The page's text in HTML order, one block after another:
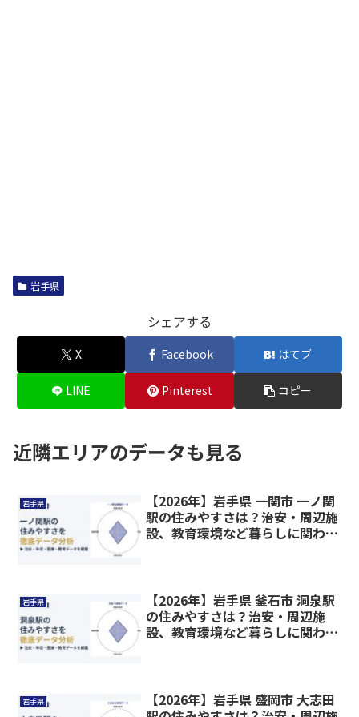
岩手県
シェアする
X Facebook はてブ
LINE Pinterest コピー
近隣エリアのデータも見る
岩手県
【2026年】岩手県 一関市 一ノ関
駅の住みやすさは？治安・周辺施
設、教育環境など暮らしに関わる
岩手県
【2026年】岩手県 釜石市 洞泉駅
の住みやすさは？治安・周辺施
設、教育環境など暮らしに関わる
岩手県
【2026年】岩手県 盛岡市 大志田